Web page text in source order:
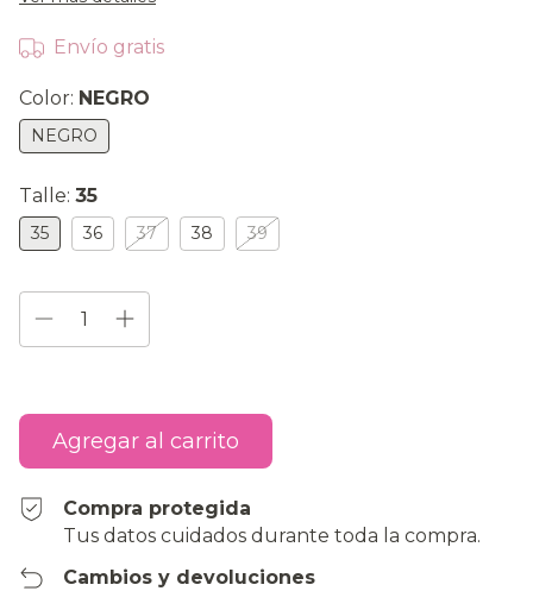
Envío gratis
Color: NEGRO
NEGRO
Talle: 35
35 36 37 38 39
Compra protegida
Tus datos cuidados durante toda la compra.
Cambios y devoluciones